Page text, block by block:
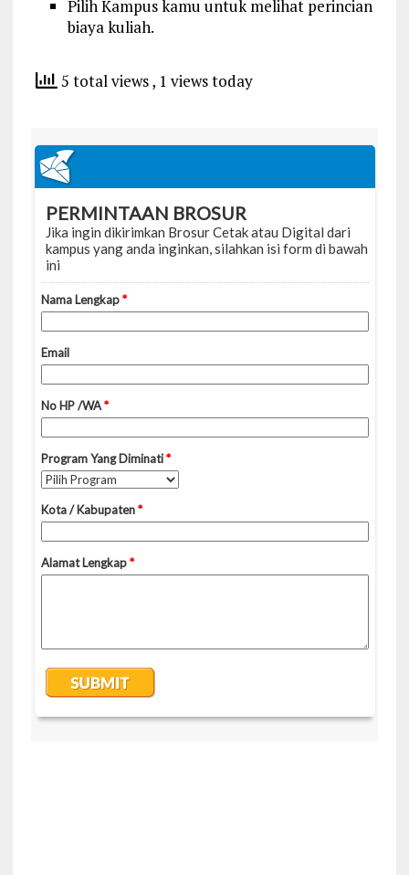
Pilih Kampus kamu untuk melihat perincian
biaya kuliah.
5 total views, 1 views today